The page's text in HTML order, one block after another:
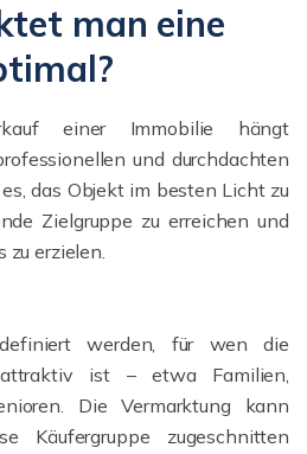
man eine
einer Immobilie hängt
und durchdachten
das Objekt im besten Licht zu
Zielgruppe zu erreichen und
zu erzielen.
werden, für wen die
attraktiv ist – etwa Familien,
Die Vermarktung kann
Käufergruppe zugeschnitten